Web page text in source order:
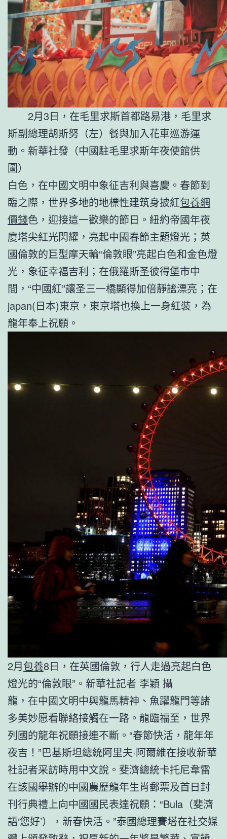
2月3日，在毛里求斯首都路易港，毛里求
斯副總理胡斯努（左）餐與加入花車巡游運
動。新華社發（中國駐毛里求斯年夜使館供
圖）
白色，在中國文明中象征吉利與喜慶。春節到
臨之際，世界多地的地標性建筑身披紅包養網
價錢色，迎接這一歡樂的節日。紐約帝國年夜
廈塔尖紅光閃耀，亮起中國春節主題燈光；英
國倫敦的巨型摩天輪“倫敦眼”亮起白色和金色燈
光，象征幸福吉利；在俄羅斯圣彼得堡市中
間，“中國紅”讓圣三一橋顯得加倍靜謐漂亮；在
japan(日本)東京，東京塔也換上一身紅裝，為
龍年奉上祝願。
2月包養8日，在英國倫敦，行人走過亮起白色
燈光的“倫敦眼”。新華社記者 李穎 攝
龍，在中國文明中與龍馬精神、魚躍龍門等諸
多美妙愿看聯絡接觸在一路。龍臨福至，世界
列國的龍年祝願接連不斷。“春節快活，龍年年
夜吉！”巴基斯坦總統阿里夫·阿爾維在接收新華
社記者采訪時用中文說。斐濟總統卡托尼韋雷
在該國舉辦的中國農歷龍年生肖郵票及首日封
刊行典禮上向中國國民表達祝願：“Bula（斐濟
語‘您好’），新春快活。”泰國總理賽塔在社交媒